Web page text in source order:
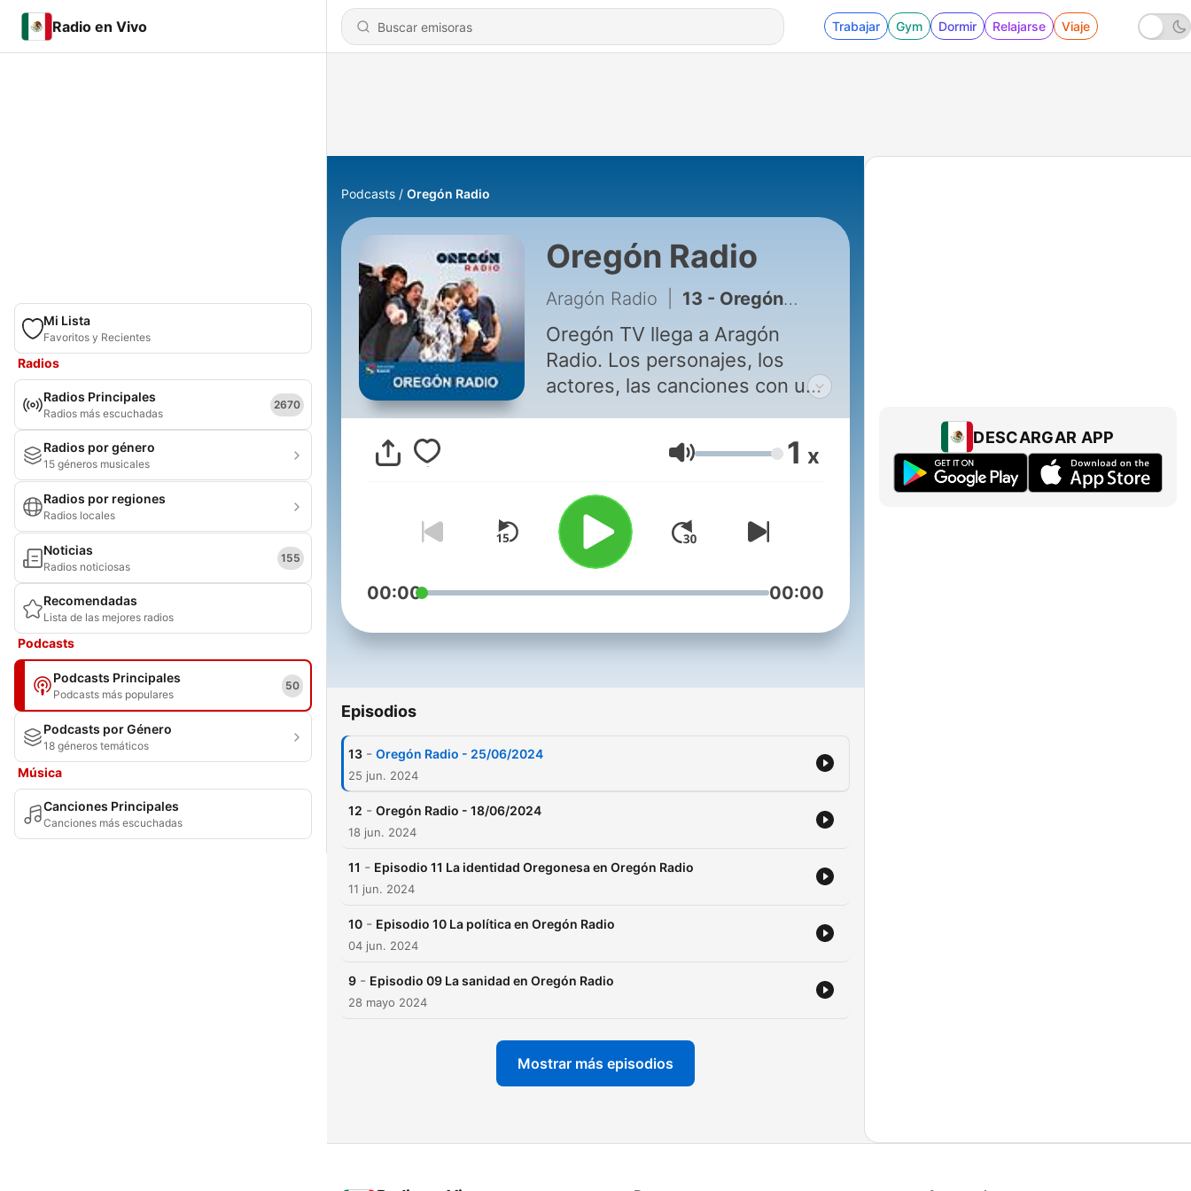
Radio en Vivo Trabajar Gym Dormir Relajarse Viaje
Mi Lista
Favoritos y Recientes
Radios
Radios Principales
Radios más escuchadas
2670
Radios por género
15 géneros musicales
Radios por regiones
Radios locales
Noticias
Radios noticiosas
155
Recomendadas
Lista de las mejores radios
Podcasts
Podcasts Principales
Podcasts más populares
50
Podcasts por Género
18 géneros temáticos
Música
Canciones Principales
Canciones más escuchadas
Podcasts Oregón Radio
Oregón Radio
Aragón Radio 13 - Oregón Radio - 25/06/2024
Oregón TV llega a Aragón
Radio. Los personajes, los
actores, las canciones con una
programa de radio que busca
entretener y divertir a los
programa y a todos aquellos
que quieran pasar un buen
rato.
Volumen 1 x
00:00 00:00
Episodios
13 - Oregón Radio - 25/06/2024
25 jun. 2024
12 - Oregón Radio - 18/06/2024
18 jun. 2024
11 - Episodio 11 La identidad Oregonesa en Oregón Radio
11 jun. 2024
10 - Episodio 10 La política en Oregón Radio
04 jun. 2024
9 - Episodio 09 La sanidad en Oregón Radio
28 mayo 2024
Mostrar más episodios
DESCARGAR APP